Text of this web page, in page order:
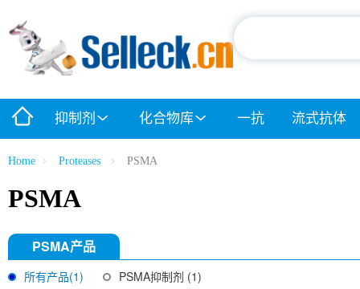
抑制剂 化合物库 一抗 流式抗体
Home Proteases PSMA
PSMA
PSMA产品
所有产品(1) PSMA抑制剂 (1)